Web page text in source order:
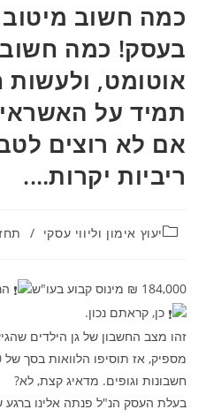
כמה חשוב
בעסק! כמה
אוטומט,
תמיד על
אם לא רוצים
ריביות יקרות….
יעוץ אימון וליווי עסקי /
184,000 ₪ מינוס קבוע בעו"ש
כן, קראתם נכון.
זהו מצב החשבון של גן הילדים
חשבונות וגופים. מדאיג קצת, לא?
בעלת העסק הנ"ל פנתה אלינו ברגע